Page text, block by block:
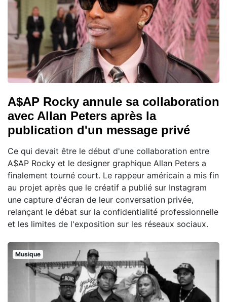
A$AP Rocky annule sa collaboration
avec Allan Peters après la
publication d'un message privé
Ce qui devait être le début d'une collaboration entre
A$AP Rocky et le designer graphique Allan Peters a
finalement tourné court. Le rappeur américain a mis fin
au projet après que le créatif a publié sur Instagram
une capture d'écran de leur conversation privée,
relançant le débat sur la confidentialité professionnelle
et les limites de l'exposition sur les réseaux sociaux.
Musique